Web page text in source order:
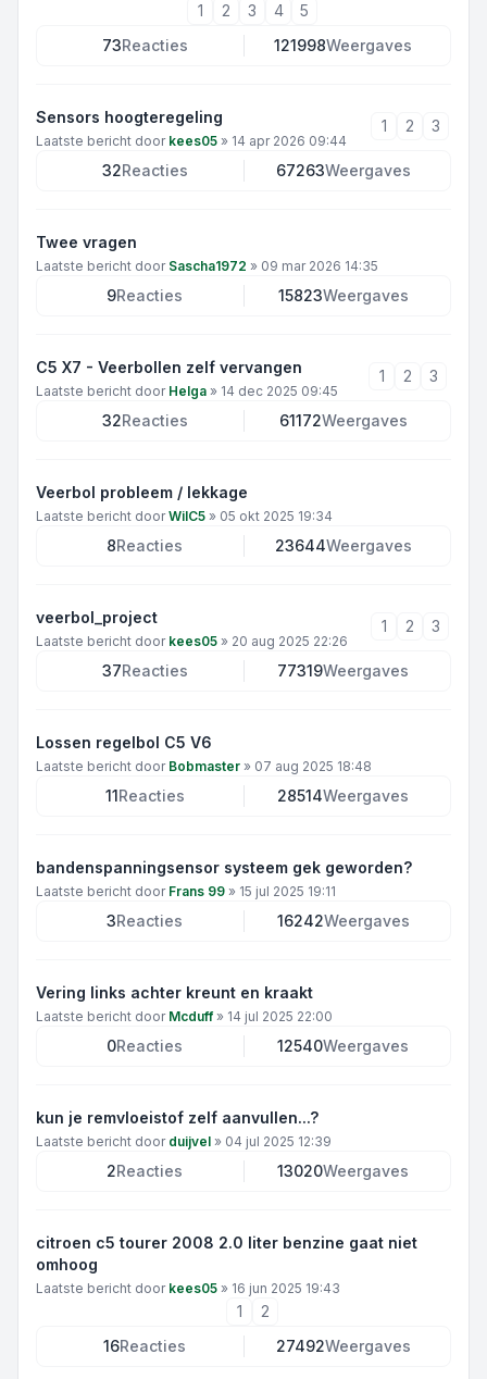
1 2 3 4
5
73Reacties 121998Weergaves
Sensors hoogteregeling
Laatste bericht door kees05 » 14 apr 2026 09:44
1 2 3
32Reacties 67263Weergaves
Twee vragen
Laatste bericht door Sascha1972 » 09 mar 2026 14:35
9Reacties 15823Weergaves
C5 X7 - Veerbollen zelf vervangen
Laatste bericht door Helga » 14 dec 2025 09:45
1 2 3
32Reacties 61172Weergaves
Veerbol probleem / lekkage
Laatste bericht doorWilC5 » 05 okt 2025 19:34
8Reacties 23644Weergaves
veerbol_project
Laatste bericht door kees05 » 20 aug 2025 22:26
1 2 3
37Reacties 77319Weergaves
Lossen regelbol C5 V6
Laatste bericht door Bobmaster » 07 aug 2025 18:48
11Reacties 28514Weergaves
bandenspanningsensor systeem gek geworden?
Laatste bericht door Frans 99 » 15 jul 2025 19:11
3Reacties 16242Weergaves
Vering links achter kreunt en kraakt
Laatste bericht door Mcduff» 14 jul 2025 22:00
0Reacties 12540Weergaves
kun je remvloeistof zelf aanvullen...?
Laatste bericht door duijvel » 04 jul 2025 12:39
2Reacties 13020Weergaves
citroen c5 tourer 2008 2.0 liter benzine gaat niet
omhoog
Laatste bericht door kees05 » 16 jun 2025 19:43
1
2
16Reacties 27492Weergaves